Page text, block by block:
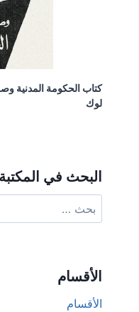
كتاب الحكومة المدنية
لوك
البحث في المكتبة
عن:
الأقسام
الأقسام